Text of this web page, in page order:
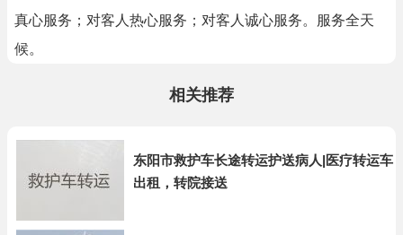
真心服务；对客人热心服务；对客人诚心服务。服务全天
候。
相关推荐
东阳市救护车长途转运护送病人|医疗转运车
出租，转院接送